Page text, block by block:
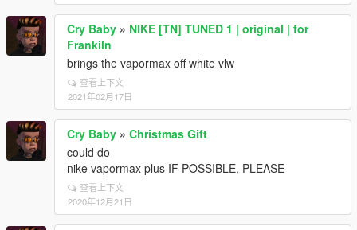
Cry Baby » NIKE [TN] TUNED 1 | original | for
Frankiln
brings the vapormax off white vlw
查看上下文
2021年02月17日
Cry Baby » Christmas Gift
could do
nike vapormax plus IF POSSIBLE, PLEASE
查看上下文
2020年12月21日